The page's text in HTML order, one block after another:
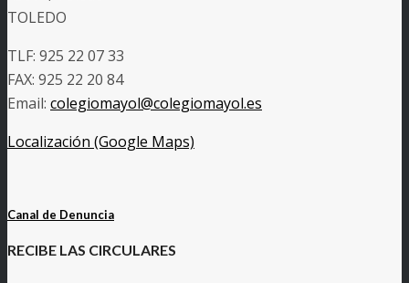
TOLEDO
TLF: 925 22 07 33
FAX: 925 22 20 84
Email: colegiomayol@colegiomayol.es
Localización (Google Maps)
Canal de Denuncia
RECIBE LAS CIRCULARES